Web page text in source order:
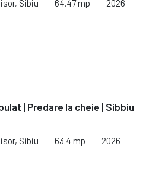
Sibiu 64.47 mp 2026
| Predare la cheie | Sibbiu
Sibiu 63.4 mp 2026